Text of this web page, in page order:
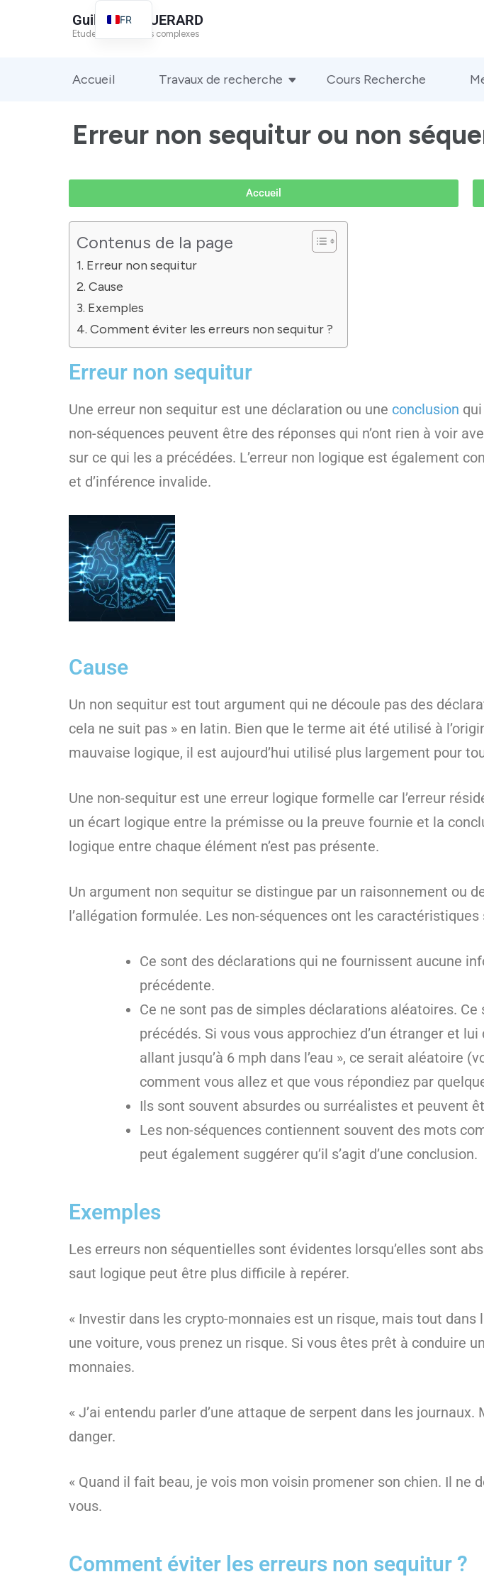
Guillaume GUERARD
Etude des systèmes complexes
Accueil Travaux de recherche Cours Recherche
Erreur non sequitur ou non
Accueil
Contenus de la page
Erreur non sequitur
Cause
Exemples
Comment éviter les erreurs non sequitur ?
Erreur non sequitur
Une erreur non sequitur est une déclaration ou une conclusion
non-séquences peuvent être des réponses qui n’ont rien à voir
sur ce qui les a précédées. L’erreur non logique est également
et d’inférence invalide.
Cause
Un non sequitur est tout argument qui ne découle pas des
cela ne suit pas » en latin. Bien que le terme ait été utilisé à
mauvaise logique, il est aujourd’hui utilisé plus largement pour
Une non-sequitur est une erreur logique formelle car l’erreur
un écart logique entre la prémisse ou la preuve fournie et la
logique entre chaque élément n’est pas présente.
Un argument non sequitur se distingue par un raisonnement ou
l’allégation formulée. Les non-séquences ont les caractéristiques
Ce sont des déclarations qui ne fournissent aucune
précédente.
Ce ne sont pas de simples déclarations aléatoires.
précédés. Si vous vous approchiez d’un étranger et
allant jusqu’à 6 mph dans l’eau », ce serait aléatoire
comment vous allez et que vous répondiez par
Ils sont souvent absurdes ou surréalistes et peuvent
Les non-séquences contiennent souvent des mots
peut également suggérer qu’il s’agit d’une conclusion.
Exemples
Les erreurs non séquentielles sont évidentes lorsqu’elles sont
saut logique peut être plus difficile à repérer.
« Investir dans les crypto-monnaies est un risque, mais tout
une voiture, vous prenez un risque. Si vous êtes prêt à conduire
monnaies.
« J’ai entendu parler d’une attaque de serpent dans les
danger.
« Quand il fait beau, je vois mon voisin promener son chien. Il
vous.
Comment éviter les erreurs non sequitur ?
FR